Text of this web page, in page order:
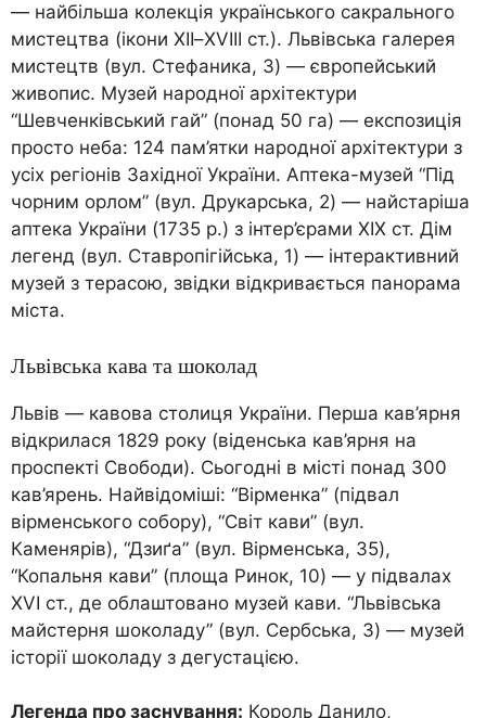
— найбільша колекція українського сакрального
мистецтва (ікони XII–XVIII ст.). Львівська галерея
мистецтв (вул. Стефаника, 3) — європейський
живопис. Музей народної архітектури
“Шевченківський гай” (понад 50 га) — експозиція
просто неба: 124 пам’ятки народної архітектури з
усіх регіонів Західної України. Аптека-музей “Під
чорним орлом” (вул. Друкарська, 2) — найстаріша
аптека України (1735 р.) з інтер’єрами XIX ст. Дім
легенд (вул. Ставропігійська, 1) — інтерактивний
музей з терасою, звідки відкривається панорама
міста.
Львівська кава та шоколад
Львів — кавова столиця України. Перша кав’ярня
відкрилася 1829 року (віденська кав’ярня на
проспекті Свободи). Сьогодні в місті понад 300
кав’ярень. Найвідоміші: “Вірменка” (підвал
вірменського собору), “Світ кави” (вул.
Каменярів), “Дзиґа” (вул. Вірменська, 35),
“Копальня кави” (площа Ринок, 10) — у підвалах
XVI ст., де облаштовано музей кави. “Львівська
майстерня шоколаду” (вул. Сербська, 3) — музей
історії шоколаду з дегустацією.
Легенда про заснування: Король Данило,